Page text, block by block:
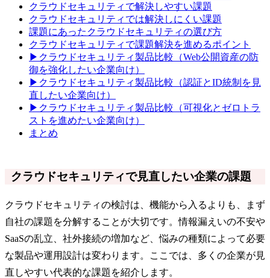
クラウドセキュリティで解決しやすい課題
クラウドセキュリティでは解決しにくい課題
課題にあったクラウドセキュリティの選び方
クラウドセキュリティで課題解決を進めるポイント
▶クラウドセキュリティ製品比較（Web公開資産の防
御を強化したい企業向け）
▶クラウドセキュリティ製品比較（認証とID統制を見
直したい企業向け）
▶クラウドセキュリティ製品比較（可視化とゼロトラ
ストを進めたい企業向け）
まとめ
クラウドセキュリティで見直したい企業の課題
クラウドセキュリティの検討は、機能から入るよりも、まず
自社の課題を分解することが大切です。情報漏えいの不安や
SaaSの乱立、社外接続の増加など、悩みの種類によって必要
な製品や運用設計は変わります。ここでは、多くの企業が見
直しやすい代表的な課題を紹介します。